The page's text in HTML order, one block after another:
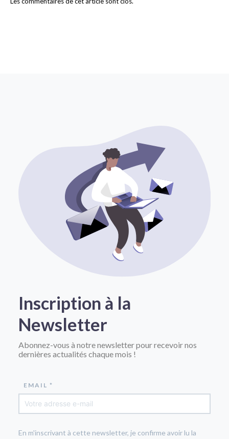
Inscription à la
Newsletter
Abonnez-vous à notre newsletter pour recevoir nos
dernières actualités chaque mois !
EMAIL *
En m'inscrivant à cette newsletter, je confirme avoir lu la